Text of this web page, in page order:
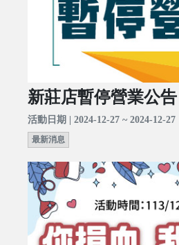
新莊店暫停營業公告
活動日期 | 2024-12-27 ~ 2024-12-27
最新消息